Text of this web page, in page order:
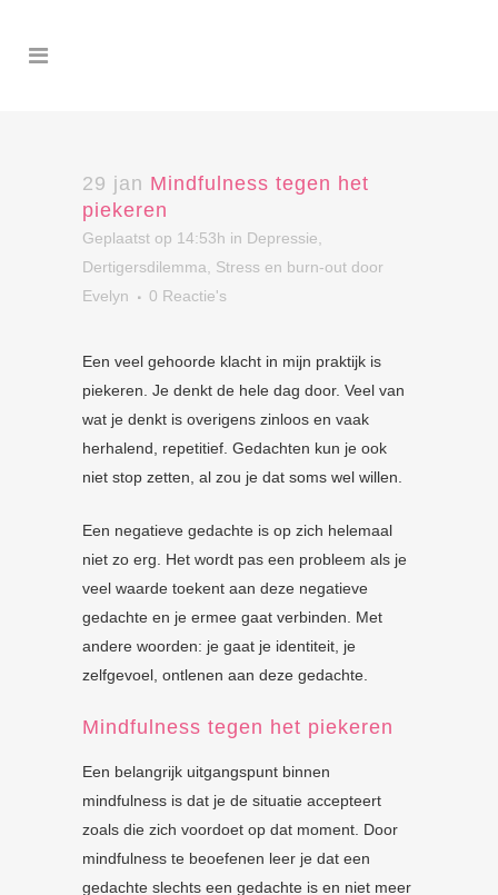
29 jan Mindfulness tegen het
piekeren
Geplaatst op 14:53h in Depressie
Dertigersdilemma
Stress en burn-out door
Evelyn
0 Reactie's
Een veel gehoorde klacht in mijn praktijk is
piekeren. Je denkt de hele dag door. Veel van
wat je denkt is overigens zinloos en vaak
herhalend, repetitief. Gedachten kun je ook
niet stop zetten, al zou je dat soms wel willen.
Een negatieve gedachte is op zich helemaal
niet zo erg. Het wordt pas een probleem als je
veel waarde toekent aan deze negatieve
gedachte en je ermee gaat verbinden. Met
andere woorden: je gaat je identiteit, je
zelfgevoel, ontlenen aan deze gedachte.
Mindfulness tegen het piekeren
Een belangrijk uitgangspunt binnen
mindfulness is dat je de situatie accepteert
zoals die zich voordoet op dat moment. Door
mindfulness te beoefenen leer je dat een
gedachte slechts een gedachte is en niet meer